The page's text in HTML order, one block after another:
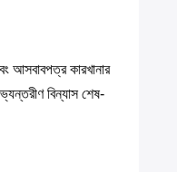
আসবাবপত্র কারখানার
বিন্যাস শেষ-